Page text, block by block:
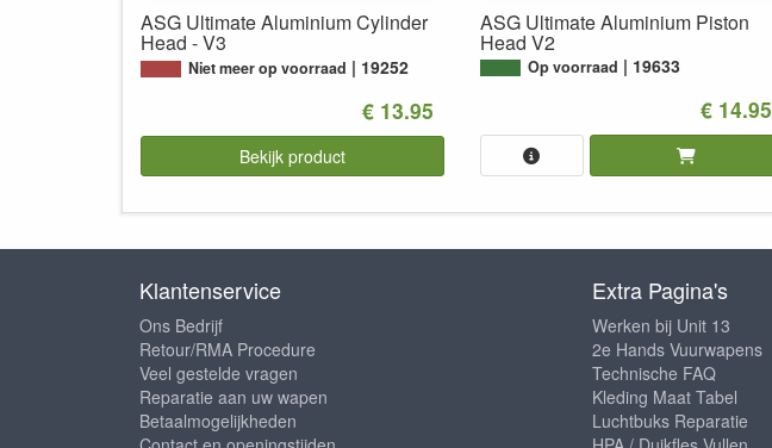
ASG Ultimate Aluminium Cylinder
Head - V3
Niet meer op voorraad 19252
€ 13.95
Bekijk product
ASG Ultimate Aluminium Piston
Head V2
Op voorraad 19633
€ 14.95
Klantenservice
Ons Bedrijf
Retour/RMA Procedure
Veel gestelde vragen
Reparatie aan uw wapen
Betaalmogelijkheden
Extra Pagina's
Werken bij Unit 13
2e Hands Vuurwapens
Technische FAQ
Kleding Maat Tabel
Luchtbuks Reparatie